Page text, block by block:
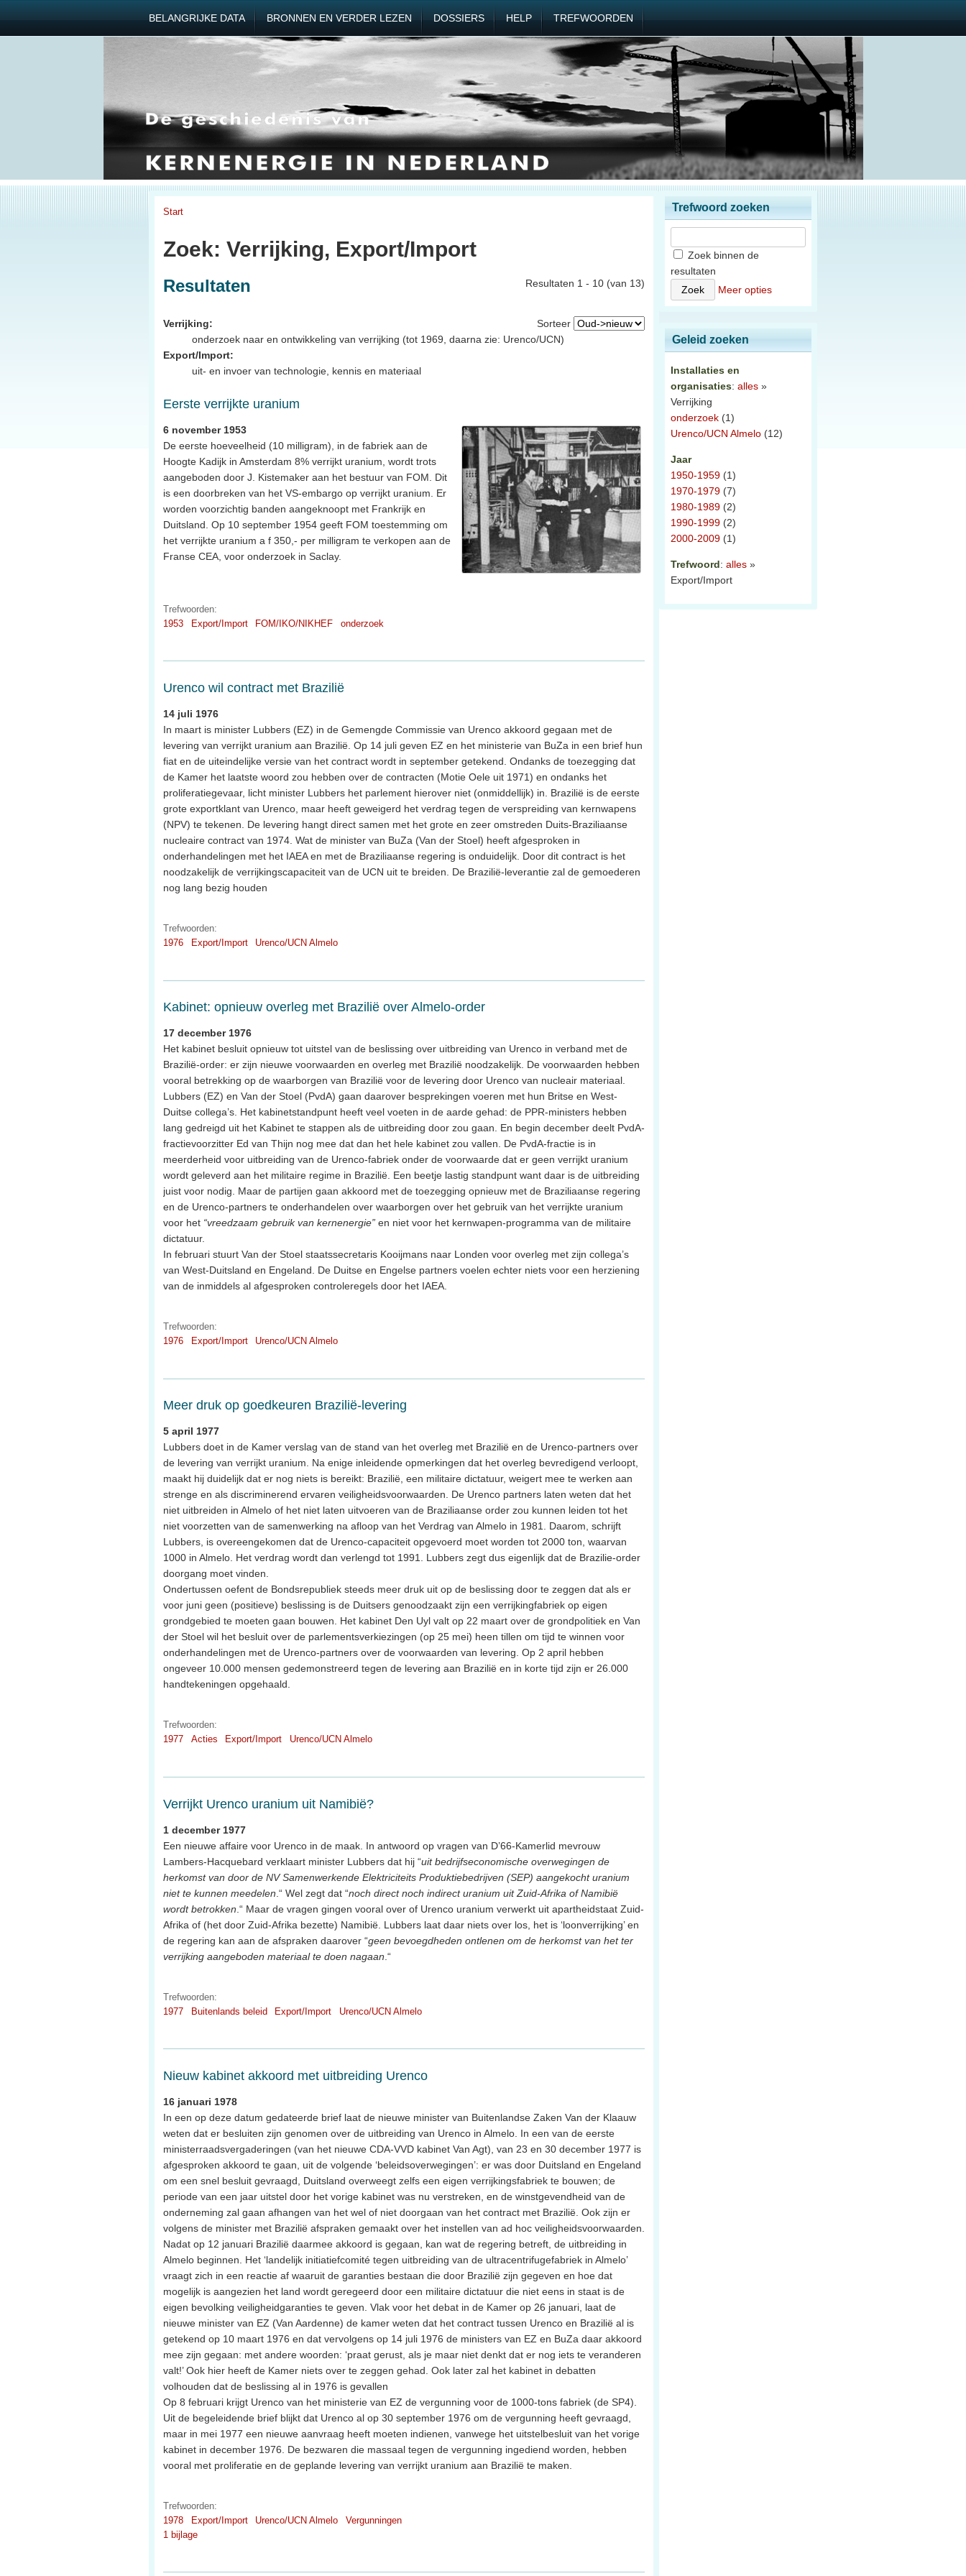
BELANGRIJKE DATA BRONNEN EN VERDER LEZEN DOSSIERS HELP TREFWOORDEN
Start
Zoek: Verrijking, Export/Import
Resultaten 1 - 10 (van 13)
Resultaten
Sorteer
Verrijking:
onderzoek naar en ontwikkeling van verrijking (tot 1969, daarna zie: Urenco/UCN)
Export/Import:
uit- en invoer van technologie, kennis en materiaal
Eerste verrijkte uranium
6 november 1953
De eerste hoeveelheid (10 milligram), in de fabriek aan de
Hoogte Kadijk in Amsterdam 8% verrijkt uranium, wordt trots
aangeboden door J. Kistemaker aan het bestuur van FOM. Dit
is een doorbreken van het VS-embargo op verrijkt uranium. Er
worden voorzichtig banden aangeknoopt met Frankrijk en
Duitsland. Op 10 september 1954 geeft FOM toestemming om
het verrijkte uranium a f 350,- per milligram te verkopen aan de
Franse CEA, voor onderzoek in Saclay.
Trefwoorden:
1953
Export/Import FOM/IKO/NIKHEF onderzoek
Urenco wil contract met Brazilië
14 juli 1976
In maart is minister Lubbers (EZ) in de Gemengde Commissie van Urenco akkoord gegaan met de
levering van verrijkt uranium aan Brazilië. Op 14 juli geven EZ en het ministerie van BuZa in een brief hun
fiat en de uiteindelijke versie van het contract wordt in september getekend. Ondanks de toezegging dat
de Kamer het laatste woord zou hebben over de contracten (Motie Oele uit 1971) en ondanks het
proliferatiegevaar, licht minister Lubbers het parlement hierover niet (onmiddellijk) in. Brazilië is de eerste
grote exportklant van Urenco, maar heeft geweigerd het verdrag tegen de verspreiding van kernwapens
(NPV) te tekenen. De levering hangt direct samen met het grote en zeer omstreden Duits-Braziliaanse
nucleaire contract van 1974. Wat de minister van BuZa (Van der Stoel) heeft afgesproken in
onderhandelingen met het IAEA en met de Braziliaanse regering is onduidelijk. Door dit contract is het
noodzakelijk de verrijkingscapaciteit van de UCN uit te breiden. De Brazilië-leverantie zal de gemoederen
nog lang bezig houden
Trefwoorden:
1976
Export/Import Urenco/UCN Almelo
Kabinet: opnieuw overleg met Brazilië over Almelo-order
17 december 1976
Het kabinet besluit opnieuw tot uitstel van de beslissing over uitbreiding van Urenco in verband met de
Brazilië-order: er zijn nieuwe voorwaarden en overleg met Brazilië noodzakelijk. De voorwaarden hebben
vooral betrekking op de waarborgen van Brazilië voor de levering door Urenco van nucleair materiaal.
Lubbers (EZ) en Van der Stoel (PvdA) gaan daarover besprekingen voeren met hun Britse en West-
Duitse collega’s. Het kabinetstandpunt heeft veel voeten in de aarde gehad: de PPR-ministers hebben
lang gedreigd uit het Kabinet te stappen als de uitbreiding door zou gaan. En begin december deelt PvdA-
fractievoorzitter Ed van Thijn nog mee dat dan het hele kabinet zou vallen. De PvdA-fractie is in
meerderheid voor uitbreiding van de Urenco-fabriek onder de voorwaarde dat er geen verrijkt uranium
wordt geleverd aan het militaire regime in Brazilië. Een beetje lastig standpunt want daar is de uitbreiding
juist voor nodig. Maar de partijen gaan akkoord met de toezegging opnieuw met de Braziliaanse regering
en de Urenco-partners te onderhandelen over waarborgen over het gebruik van het verrijkte uranium
voor het “vreedzaam gebruik van kernenergie” en niet voor het kernwapen-programma van de militaire
dictatuur.
In februari stuurt Van der Stoel staatssecretaris Kooijmans naar Londen voor overleg met zijn collega’s
van West-Duitsland en Engeland. De Duitse en Engelse partners voelen echter niets voor een herziening
van de inmiddels al afgesproken controleregels door het IAEA.
Trefwoorden:
1976
Export/Import Urenco/UCN Almelo
Meer druk op goedkeuren Brazilië-levering
5 april 1977
Lubbers doet in de Kamer verslag van de stand van het overleg met Brazilië en de Urenco-partners over
de levering van verrijkt uranium. Na enige inleidende opmerkingen dat het overleg bevredigend verloopt,
maakt hij duidelijk dat er nog niets is bereikt: Brazilië, een militaire dictatuur, weigert mee te werken aan
strenge en als discriminerend ervaren veiligheidsvoorwaarden. De Urenco partners laten weten dat het
niet uitbreiden in Almelo of het niet laten uitvoeren van de Braziliaanse order zou kunnen leiden tot het
niet voorzetten van de samenwerking na afloop van het Verdrag van Almelo in 1981. Daarom, schrijft
Lubbers, is overeengekomen dat de Urenco-capaciteit opgevoerd moet worden tot 2000 ton, waarvan
1000 in Almelo. Het verdrag wordt dan verlengd tot 1991. Lubbers zegt dus eigenlijk dat de Brazilie-order
doorgang moet vinden.
Ondertussen oefent de Bondsrepubliek steeds meer druk uit op de beslissing door te zeggen dat als er
voor juni geen (positieve) beslissing is de Duitsers genoodzaakt zijn een verrijkingfabriek op eigen
grondgebied te moeten gaan bouwen. Het kabinet Den Uyl valt op 22 maart over de grondpolitiek en Van
der Stoel wil het besluit over de parlementsverkiezingen (op 25 mei) heen tillen om tijd te winnen voor
onderhandelingen met de Urenco-partners over de voorwaarden van levering. Op 2 april hebben
ongeveer 10.000 mensen gedemonstreerd tegen de levering aan Brazilië en in korte tijd zijn er 26.000
handtekeningen opgehaald.
Trefwoorden:
1977
Acties Export/Import Urenco/UCN Almelo
Verrijkt Urenco uranium uit Namibië?
1 december 1977
Een nieuwe affaire voor Urenco in de maak. In antwoord op vragen van D’66-Kamerlid mevrouw
Lambers-Hacquebard verklaart minister Lubbers dat hij “uit bedrijfseconomische overwegingen de
herkomst van door de NV Samenwerkende Elektriciteits Produktiebedrijven (SEP) aangekocht uranium
niet te kunnen meedelen .“ Wel zegt dat “noch direct noch indirect uranium uit Zuid-Afrika of Namibië
wordt betrokken .“ Maar de vragen gingen vooral over of Urenco uranium verwerkt uit apartheidstaat Zuid-
Afrika of (het door Zuid-Afrika bezette) Namibië. Lubbers laat daar niets over los, het is ‘loonverrijking’ en
de regering kan aan de afspraken daarover “geen bevoegdheden ontlenen om de herkomst van het ter
verrijking aangeboden materiaal te doen nagaan .“
Trefwoorden:
1977
Buitenlands beleid Export/Import Urenco/UCN Almelo
Nieuw kabinet akkoord met uitbreiding Urenco
16 januari 1978
In een op deze datum gedateerde brief laat de nieuwe minister van Buitenlandse Zaken Van der Klaauw
weten dat er besluiten zijn genomen over de uitbreiding van Urenco in Almelo. In een van de eerste
ministerraadsvergaderingen (van het nieuwe CDA-VVD kabinet Van Agt), van 23 en 30 december 1977 is
afgesproken akkoord te gaan, uit de volgende ‘beleidsoverwegingen’: er was door Duitsland en Engeland
om een snel besluit gevraagd, Duitsland overweegt zelfs een eigen verrijkingsfabriek te bouwen; de
periode van een jaar uitstel door het vorige kabinet was nu verstreken, en de winstgevendheid van de
onderneming zal gaan afhangen van het wel of niet doorgaan van het contract met Brazilië. Ook zijn er
volgens de minister met Brazilië afspraken gemaakt over het instellen van ad hoc veiligheidsvoorwaarden.
Nadat op 12 januari Brazilië daarmee akkoord is gegaan, kan wat de regering betreft, de uitbreiding in
Almelo beginnen. Het ‘landelijk initiatiefcomité tegen uitbreiding van de ultracentrifugefabriek in Almelo’
vraagt zich in een reactie af waaruit de garanties bestaan die door Brazilië zijn gegeven en hoe dat
mogelijk is aangezien het land wordt geregeerd door een militaire dictatuur die niet eens in staat is de
eigen bevolking veiligheidgaranties te geven. Vlak voor het debat in de Kamer op 26 januari, laat de
nieuwe minister van EZ (Van Aardenne) de kamer weten dat het contract tussen Urenco en Brazilië al is
getekend op 10 maart 1976 en dat vervolgens op 14 juli 1976 de ministers van EZ en BuZa daar akkoord
mee zijn gegaan: met andere woorden: ‘praat gerust, als je maar niet denkt dat er nog iets te veranderen
valt!’ Ook hier heeft de Kamer niets over te zeggen gehad. Ook later zal het kabinet in debatten
volhouden dat de beslissing al in 1976 is gevallen
Op 8 februari krijgt Urenco van het ministerie van EZ de vergunning voor de 1000-tons fabriek (de SP4).
Uit de begeleidende brief blijkt dat Urenco al op 30 september 1976 om de vergunning heeft gevraagd,
maar in mei 1977 een nieuwe aanvraag heeft moeten indienen, vanwege het uitstelbesluit van het vorige
kabinet in december 1976. De bezwaren die massaal tegen de vergunning ingediend worden, hebben
vooral met proliferatie en de geplande levering van verrijkt uranium aan Brazilië te maken.
Trefwoorden:
1978
Export/Import Urenco/UCN Almelo
Vergunningen
1 bijlage
Trefwoord zoeken
Zoek binnen de
resultaten
Meer opties
Geleid zoeken
Installaties en
organisaties: alles »
Verrijking
onderzoek (1)
Urenco/UCN Almelo (12)
Jaar
1950-1959 (1)
1970-1979 (7)
1980-1989 (2)
1990-1999 (2)
2000-2009 (1)
Trefwoord: alles »
Export/Import